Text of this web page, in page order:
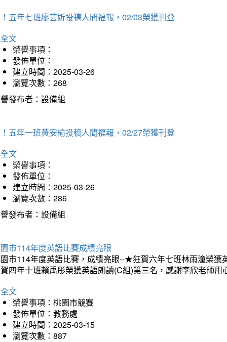
五年七班廖芸妡投稿人間福報，02/03榮獲刊登
文
榮譽事項：
發佈單位：
建立時間：2025-03-26
瀏覽次數：268
發布者：設備組
五年一班黃安榆投稿人間福報，02/27榮獲刊登
文
榮譽事項：
發佈單位：
建立時間：2025-03-26
瀏覽次數：286
發布者：設備組
市114年度英語比賽成績亮眼
市114年度英語比賽，成績亮眼--★狂賀六年七班林雨潼榮
四年十班賴禹彤榮獲英語朗讀(C組)第三名，感謝李欣老師
文
榮譽事項：桃園市競賽
發佈單位：教務處
建立時間：2025-03-15
瀏覽次數：887